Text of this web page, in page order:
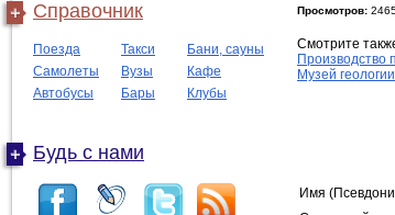
Справочник
Поезда Такси
Бани, сауны
Самолеты
Вузы
Кафе
Автобусы
Бары Клубы
Будь с нами
Просмотров:
Смотрите
Производство
Музей
Имя